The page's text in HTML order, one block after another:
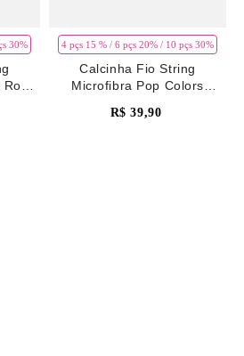
30% 4 pçs 15 % / 6 pçs 20% / 10 pçs 30%
Calcinha Fio String
Microfibra Pop Colors
R$ 39,90